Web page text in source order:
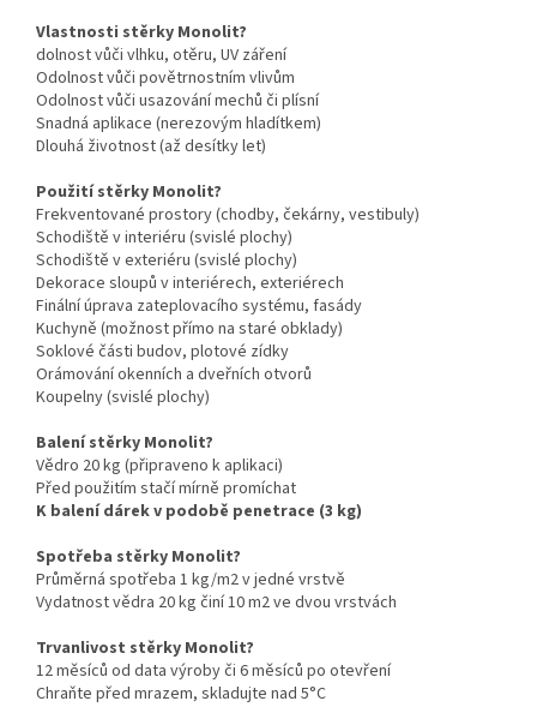
Vlastnosti stěrky Monolit?
dolnost vůči vlhku, otěru, UV záření
Odolnost vůči povětrnostním vlivům
Odolnost vůči usazování mechů či plísní
Snadná aplikace (nerezovým hladítkem)
Dlouhá životnost (až desítky let)
Použití stěrky Monolit?
Frekventované prostory (chodby, čekárny, vestibuly)
Schodiště v interiéru (svislé plochy)
Schodiště v exteriéru (svislé plochy)
Dekorace sloupů v interiérech, exteriérech
Finální úprava zateplovacího systému, fasády
Kuchyně (možnost přímo na staré obklady)
Soklové části budov, plotové zídky
Orámování okenních a dveřních otvorů
Koupelny (svislé plochy)
Balení stěrky Monolit?
Vědro 20 kg (připraveno k aplikaci)
Před použitím stačí mírně promíchat
K balení dárek v podobě penetrace (3 kg)
Spotřeba stěrky Monolit?
Průměrná spotřeba 1 kg/m2 v jedné vrstvě
Vydatnost vědra 20 kg činí 10 m2 ve dvou vrstvách
Trvanlivost stěrky Monolit?
12 měsíců od data výroby či 6 měsíců po otevření
Chraňte před mrazem, skladujte nad 5°C